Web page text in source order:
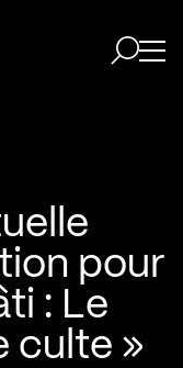
pour
: Le
culte »